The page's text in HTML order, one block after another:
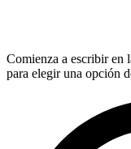
Comienza a escribir en
para elegir una opción